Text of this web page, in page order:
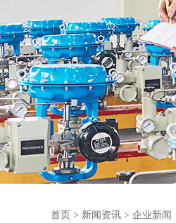
首页 > 新闻资讯 > 企业新闻